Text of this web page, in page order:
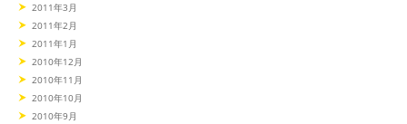
2011年3月
2011年2月
2011年1月
2010年12月
2010年11月
2010年10月
2010年9月